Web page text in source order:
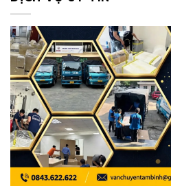
Úc.